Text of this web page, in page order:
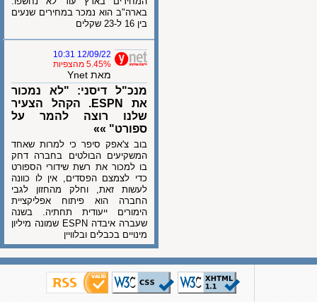
בארה"ב הוא נמכר במחירים שנעים
12/09/22 10:31
5.45% מהצפיות
מאת Ynet
מנכ"ל דיסני: "לא נמכור
את ESPN. הקהל הצעיר
שלנו רוצה להמר על
ספורט" »»
בוב צ'אפק סיפר כי למרות שאחד
המשקיעים הבולטים בחברה דחק
בו למכור את רשת שידורי הספורט
כדי לצמצם הפסדים, אין לו כוונה
לעשות זאת, וחלק מהחזון לגבי
החברה הוא פיתוח אפליקציית
הימורים ייעודית תחתיה. בשנה
שעברה איבדה ESPN שמונה מיליון
מינויים בכבלים ובלוויין